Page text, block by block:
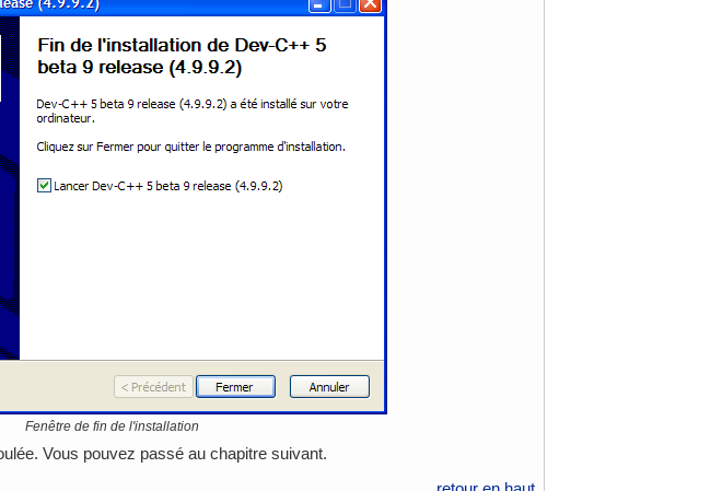
Fenêtre de fin de l'installation
Vous pouvez passé au chapitre suivant.